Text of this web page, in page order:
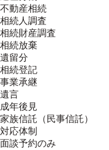
不動産相続
相続人調査
相続財産調査
相続放棄
遺留分
相続登記
事業承継
遺言
成年後見
家族信託（民事信託）
対応体制
面談予約のみ